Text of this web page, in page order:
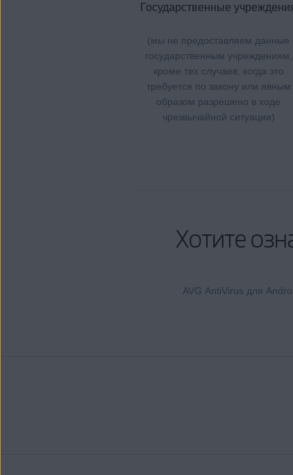
Государственные
(мы не предоставляем данные
государственным учреждениям,
кроме тех случаев, когда это
требуется по закону или явным
образом разрешено в ходе
чрезвычайной ситуации)
Хотите
AVG AntiVirus для